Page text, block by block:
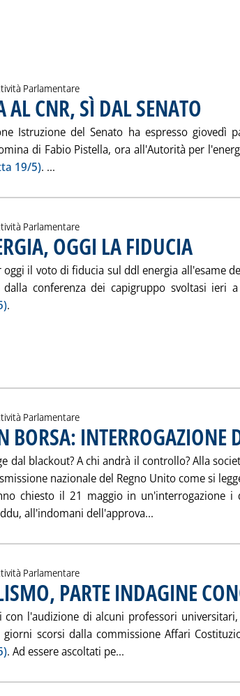
Parlamentare
AL CNR, SÌ DAL SENATO .
Istruzione del Senato ha espresso giovedì
di Fabio Pistella, ora all'Autorità per
19/5). ...
Parlamentare
OGGI LA FIDUCIA
26 maggio 2004 alle 15.30.
oggi il voto di fiducia sul ddl energia all'esame
conferenza dei capigruppo svoltasi ieri a
.
Parlamentare
BORSA: INTERROGAZIONE
dal blackout? A chi andrà il controllo? Alla
nazionale del Regno Unito come si
chiesto il 21 maggio in un'interrogazione i
all'indomani dell'approva... Leggi tutta la
Parlamentare
PARTE INDAGINE
19 maggio 2004 alle 15.17.
con l'audizione di alcuni professori
scorsi dalla commissione Affari
. Ad essere ascoltati pe... Leggi tutta la notizia: